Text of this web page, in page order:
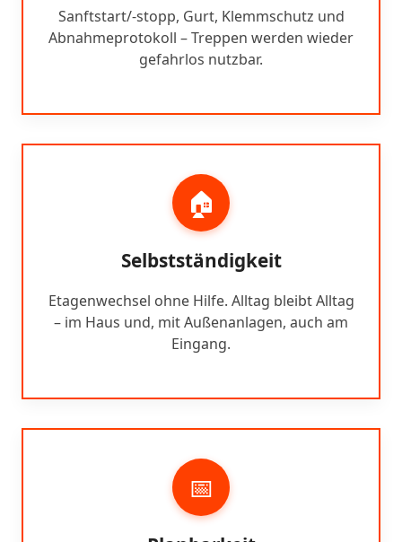
Sanftstart/-stopp, Gurt, Klemmschutz und
Abnahmeprotokoll – Treppen werden wieder
gefahrlos nutzbar.
🏠
Selbstständigkeit
Etagenwechsel ohne Hilfe. Alltag bleibt Alltag
– im Haus und, mit Außenanlagen, auch am
Eingang.
📅